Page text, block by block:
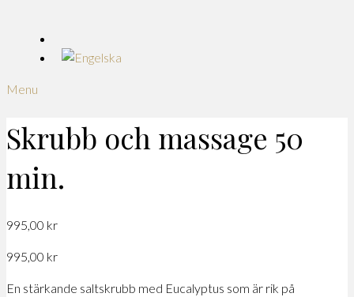
Menu
Skrubb och massage 50
min.
995,00 kr
995,00 kr
En stärkande saltskrubb med Eucalyptus som är rik på